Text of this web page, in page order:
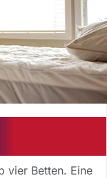
vier Betten. Eine